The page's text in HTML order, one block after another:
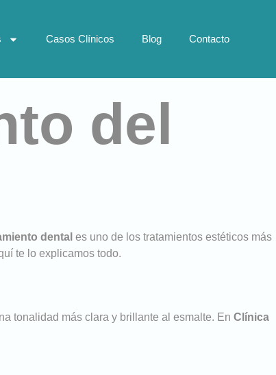
Casos Clínicos Blog Contacto
del
dental es uno de los tratamientos estéticos más
te lo explicamos todo.
tonalidad más clara y brillante al esmalte. En Clínica